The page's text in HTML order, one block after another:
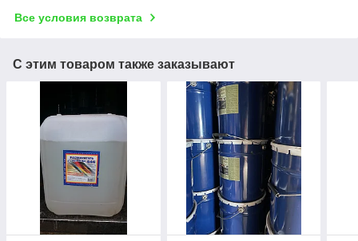
Все условия возврата
С этим товаром также заказывают